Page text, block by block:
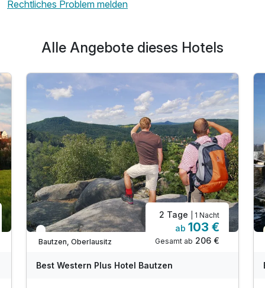
Rechtliches Problem melden
Alle Angebote dieses Hotels
In 1 Woche wieder frei
Bautzen, Oberlausitz
2 Tage | 1 Nacht
ab 103 €
Gesamt ab 206 €
Best Western Plus Hotel Bautzen